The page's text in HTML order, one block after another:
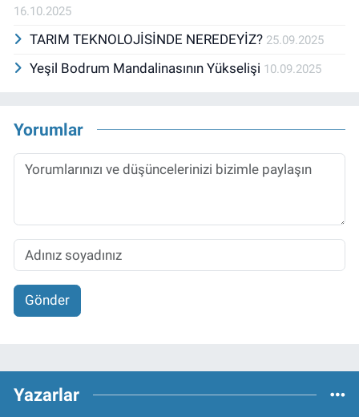
16.10.2025
TARIM TEKNOLOJİSİNDE NEREDEYİZ? 25.09.2025
Yeşil Bodrum Mandalinasının Yükselişi 10.09.2025
Yorumlar
Gönder
Yazarlar